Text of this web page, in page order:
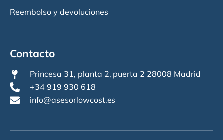
Reembolso y devoluciones
Contacto
Princesa 31, planta 2, puerta 2 28008 Madrid
+34 919 930 618
info@asesorlowcost.es